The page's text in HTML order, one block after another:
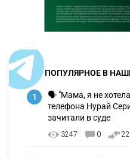
ПОПУЛЯРНОЕ В
1
🗣 "Мама, я не
телефона Нурай
зачитали в суде
3247 0 22